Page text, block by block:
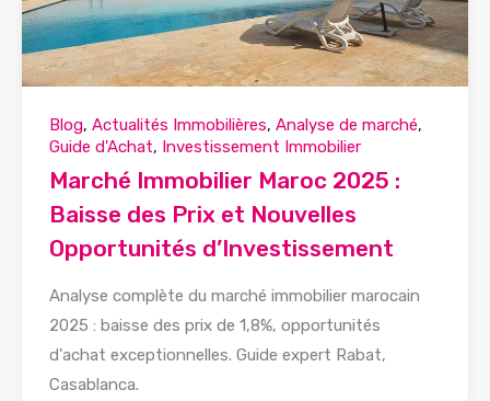
Blog, Actualités Immobilières, Analyse de marché,
Guide d'Achat, Investissement Immobilier
Marché Immobilier Maroc 2025 :
Baisse des Prix et Nouvelles
Opportunités d’Investissement
Analyse complète du marché immobilier marocain
2025 : baisse des prix de 1,8%, opportunités
d'achat exceptionnelles. Guide expert Rabat,
Casablanca.